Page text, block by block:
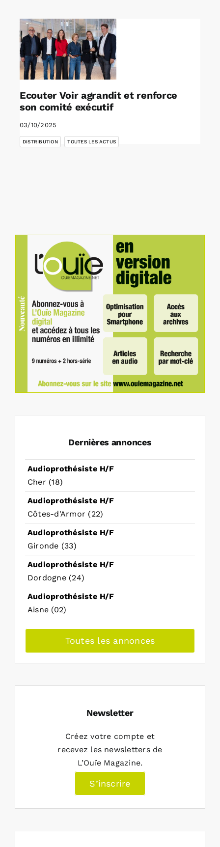
Rechercher:
Annonces emploi
Ecouter Voir agrandit et renforce
son comité exécutif
03/10/2025
DISTRIBUTION TOUTES LES ACTUS
Dernières annonces
Audioprothésiste H/F
Cher (18)
Audioprothésiste H/F
Côtes-d'Armor (22)
Audioprothésiste H/F
Gironde (33)
Audioprothésiste H/F
Dordogne (24)
Audioprothésiste H/F
Aisne (02)
Toutes les annonces
Newsletter
Créez votre compte et
recevez les newsletters de
L’Ouïe Magazine.
S’inscrire